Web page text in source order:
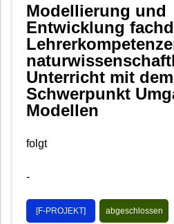
Modellierung und
Entwicklung
Unterricht mit dem
Schwerpunkt
Modellen
folgt
-
[F-PROJEKT] abgeschlossen